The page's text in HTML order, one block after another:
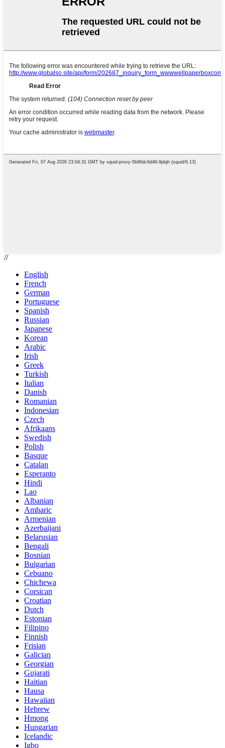
//
English
French
German
Portuguese
Spanish
Russian
Japanese
Korean
Arabic
Irish
Greek
Turkish
Italian
Danish
Romanian
Indonesian
Czech
Afrikaans
Swedish
Polish
Basque
Catalan
Esperanto
Hindi
Lao
Albanian
Amharic
Armenian
Azerbaijani
Belarusian
Bengali
Bosnian
Bulgarian
Cebuano
Chichewa
Corsican
Croatian
Dutch
Estonian
Filipino
Finnish
Frisian
Galician
Georgian
Gujarati
Haitian
Hausa
Hawaiian
Hebrew
Hmong
Hungarian
Icelandic
Igbo